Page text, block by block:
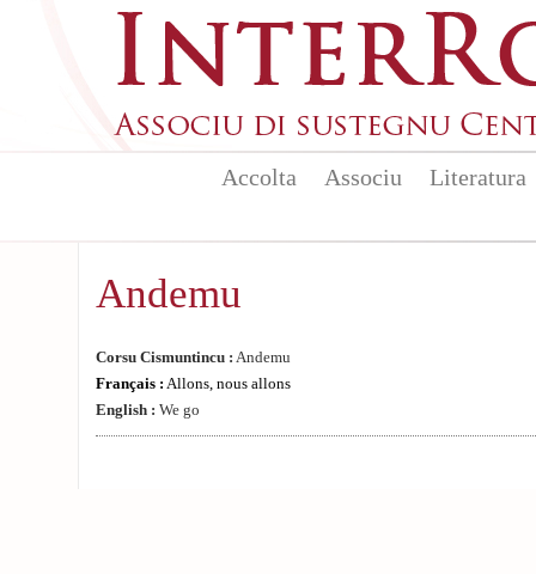
Accolta Associu Literatura
Andemu
Corsu Cismuntincu : Andemu
Français : Allons, nous allons
English : We go